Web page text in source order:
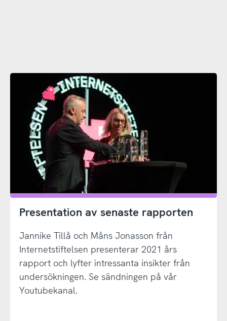
Presentation av senaste rapporten
Jannike Tillå och Måns Jonasson från
Internetstiftelsen presenterar 2021 års
rapport och lyfter intressanta insikter från
undersökningen. Se sändningen på vår
Youtubekanal.